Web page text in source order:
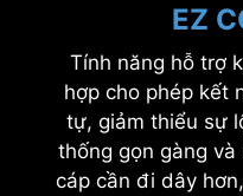
EZ
Tính năng hỗ trợ
hợp cho phép kết
tự, giảm thiểu sự
thống gọn gàng
cáp cần đi dây
KÍNH
PRO FORGE
chơi game của
cường lực dày 3
độ bền và tầm
tính